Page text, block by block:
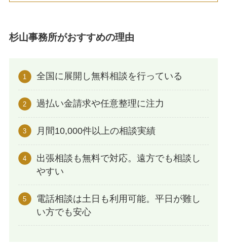
杉山事務所がおすすめの理由
全国に展開し無料相談を行っている
過払い金請求や任意整理に注力
月間10,000件以上の相談実績
出張相談も無料で対応。遠方でも相談し
やすい
電話相談は土日も利用可能。平日が難し
い方でも安心